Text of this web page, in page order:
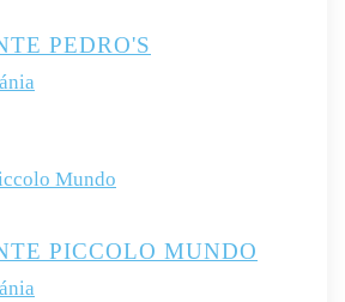
PEDRO'S
PICCOLO MUNDO